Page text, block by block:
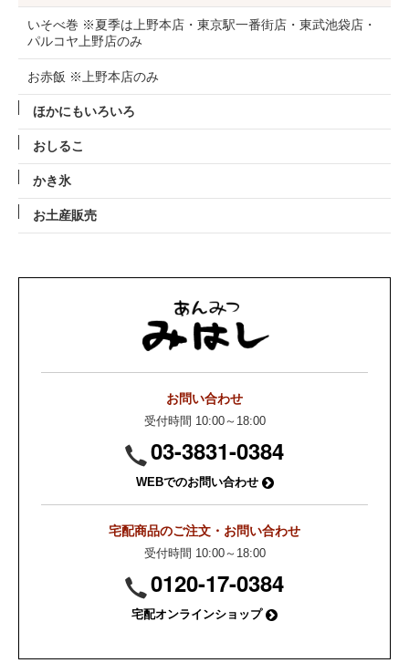
いそべ巻 ※夏季は上野本店・東京駅一番街店・東武池袋店・
パルコヤ上野店のみ
お赤飯 ※上野本店のみ
ほかにもいろいろ
おしるこ
かき氷
お土産販売
お問い合わせ
受付時間 10:00～18:00
03-3831-0384
WEBでのお問い合わせ
宅配商品のご注文・お問い合わせ
受付時間 10:00～18:00
0120-17-0384
宅配オンラインショップ